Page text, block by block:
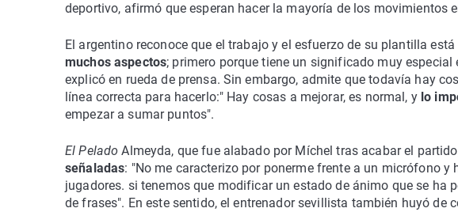
deportivo, afirmó que esperan hacer la mayoría de los movimientos
El argentino reconoce que el trabajo y el esfuerzo de su plantilla
muchos aspectos; primero porque tiene un significado muy
explicó en rueda de prensa. Sin embargo, admite que todavía hay
línea correcta para hacerlo:" Hay cosas a mejorar, es normal, y lo
empezar a sumar puntos".
El Pelado Almeyda, que fue alabado por Míchel tras acabar el
señaladas: "No me caracterizo por ponerme frente a un micrófono
jugadores. si tenemos que modificar un estado de ánimo que se ha
de frases". En este sentido, el entrenador sevillista también huyó de